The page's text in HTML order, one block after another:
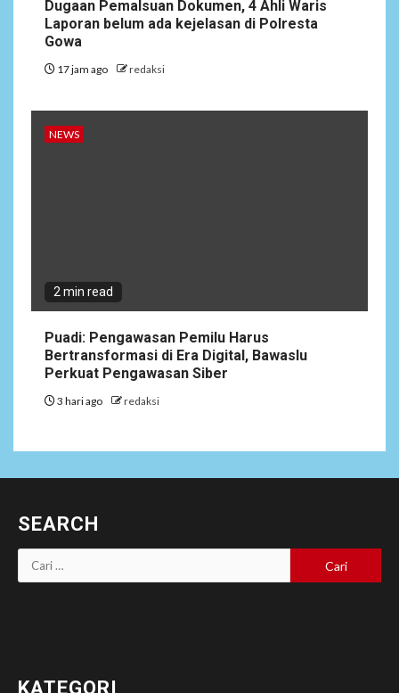
Dugaan Pemalsuan Dokumen, 4 Ahli Waris
Laporan belum ada kejelasan di Polresta
Gowa
17 jam ago redaksi
NEWS
2 min read
Puadi: Pengawasan Pemilu Harus
Bertransformasi di Era Digital, Bawaslu
Perkuat Pengawasan Siber
3 hari ago redaksi
SEARCH
Cari
untuk:
KATEGORI